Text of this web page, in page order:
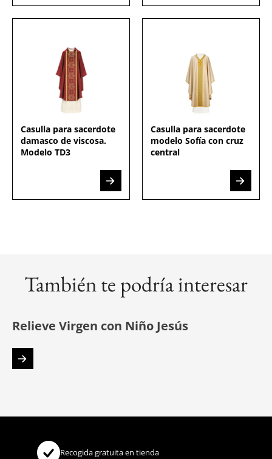
Casulla para sacerdote
damasco de viscosa.
Modelo TD3
Casulla para sacerdote
modelo Sofía con cruz
central
También te podría interesar
Relieve Virgen con Niño Jesús
Recogida gratuita en tienda